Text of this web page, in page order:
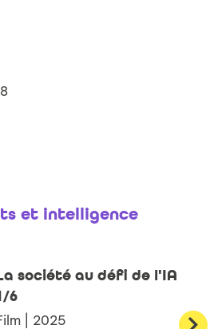
et intelligence
société au défi de l'IA
6
| 2025